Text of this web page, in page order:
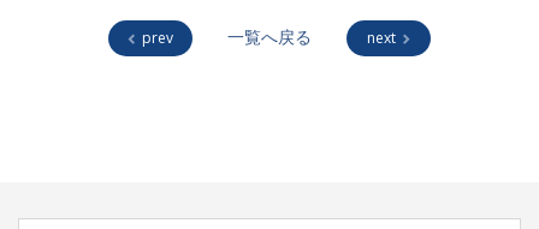
prev 一覧へ戻る next